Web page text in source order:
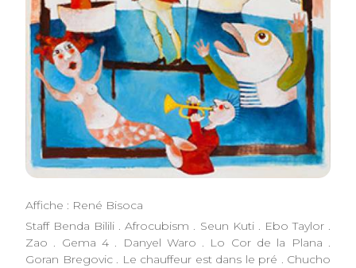
Affiche : René Bisoca
Staff Benda Bilili . Afrocubism . Seun Kuti . Ebo Taylor .
Zao . Gema 4 . Danyel Waro . Lo Cor de la Plana .
Goran Bregovic . Le chauffeur est dans le pré . Chucho